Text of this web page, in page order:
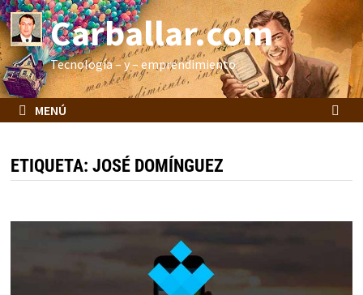
Saltar
al
contenidoCarballar.com
Tecnología – y – emprendimiento
MENÚ
ETIQUETA: JOSÉ DOMÍNGUEZ